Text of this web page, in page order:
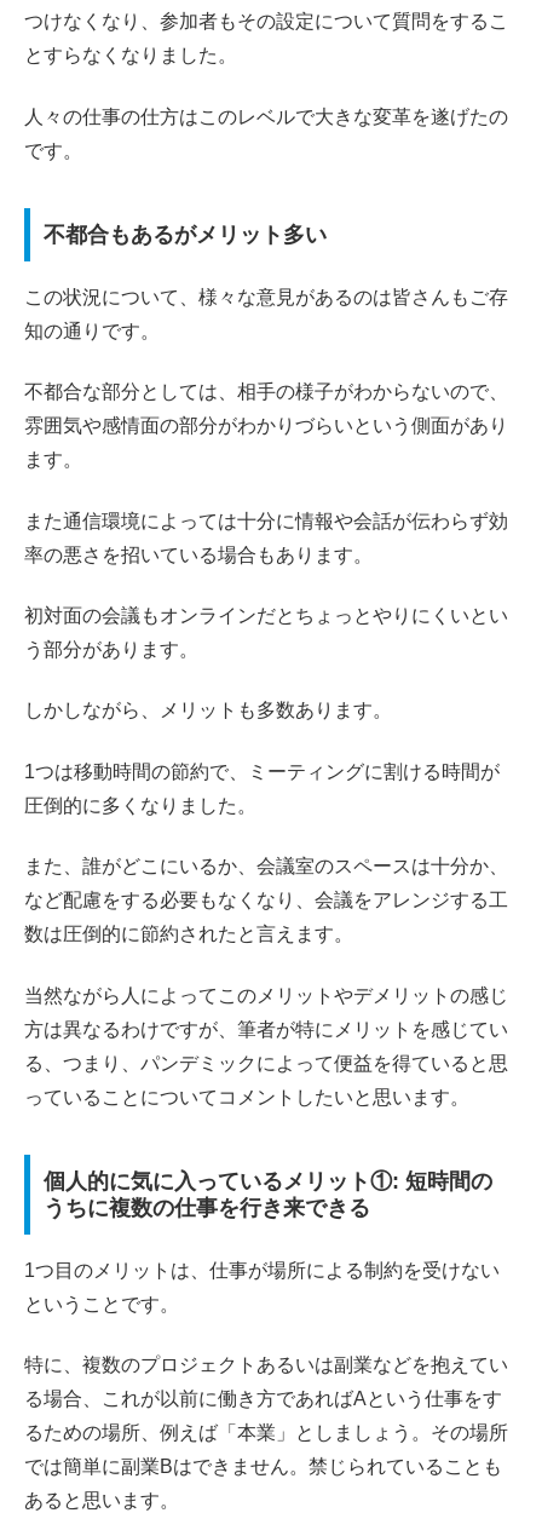
つけなくなり、参加者もその設定について質問をするこ
とすらなくなりました。
人々の仕事の仕方はこのレベルで大きな変革を遂げたの
です。
不都合もあるがメリット多い
この状況について、様々な意見があるのは皆さんもご存
知の通りです。
不都合な部分としては、相手の様子がわからないので、
雰囲気や感情面の部分がわかりづらいという側面があり
ます。
また通信環境によっては十分に情報や会話が伝わらず効
率の悪さを招いている場合もあります。
初対面の会議もオンラインだとちょっとやりにくいとい
う部分があります。
しかしながら、メリットも多数あります。
1つは移動時間の節約で、ミーティングに割ける時間が
圧倒的に多くなりました。
また、誰がどこにいるか、会議室のスペースは十分か、
など配慮をする必要もなくなり、会議をアレンジする工
数は圧倒的に節約されたと言えます。
当然ながら人によってこのメリットやデメリットの感じ
方は異なるわけですが、筆者が特にメリットを感じてい
る、つまり、パンデミックによって便益を得ていると思
っていることについてコメントしたいと思います。
個人的に気に入っているメリット①: 短時間の
うちに複数の仕事を行き来できる
1つ目のメリットは、仕事が場所による制約を受けない
ということです。
特に、複数のプロジェクトあるいは副業などを抱えてい
る場合、これが以前に働き方であればAという仕事をす
るための場所、例えば「本業」としましょう。その場所
では簡単に副業Bはできません。禁じられていることも
あると思います。